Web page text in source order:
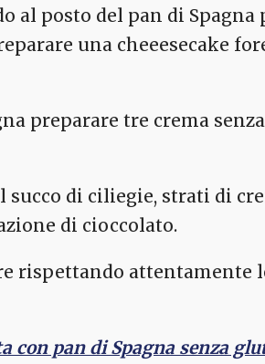
al posto del pan di Spagna
una cheeesecake
preparare tre crema senza
succo di ciliegie, strati di
di cioccolato.
rispettando attentamente
con pan di Spagna senza